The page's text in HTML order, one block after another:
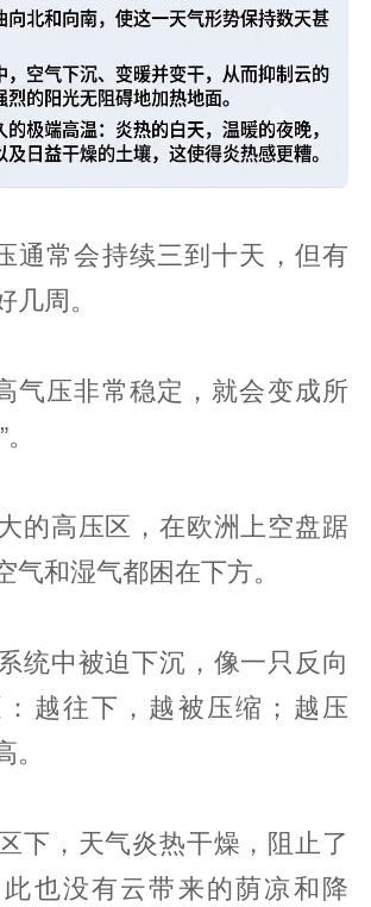
通常会持续三到十天，但有
几周。
气压非常稳定，就会变成所
的高压区，在欧洲上空盘踞
气和湿气都困在下方。
统中被迫下沉，像一只反向
越往下，越被压缩；越压
。
下，天气炎热干燥，阻止了
也没有云带来的荫凉和降